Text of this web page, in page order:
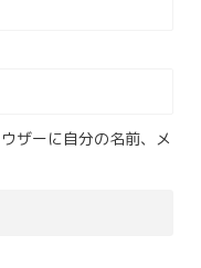
ザーに自分の名前、メ